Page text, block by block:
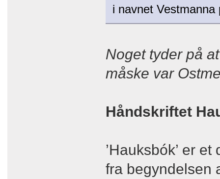
i navnet
Noget tyder på
måske var
Håndskriftet
’Hauksbók’ er
fra begyndelsen